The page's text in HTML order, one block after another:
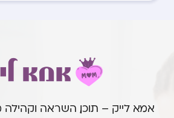
אמא לייק – תוכן, השראה